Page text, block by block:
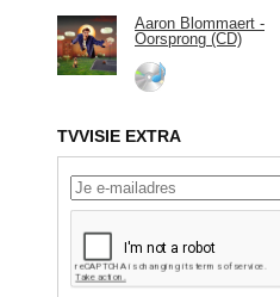
Aaron Blommaert -
Oorsprong (CD)
TVVISIE EXTRA